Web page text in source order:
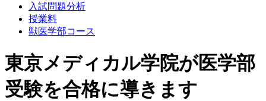
入試問題分析
授業料
獣医学部コース
東京メディカル学院が医学部
受験を合格に導きます